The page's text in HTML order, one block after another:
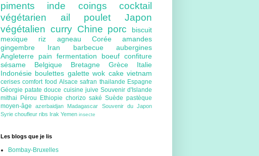
piments inde coingscocktail
végétarien ail pouletJapon
végétalien curry Chine porc
biscuit
mexique riz agneau Corée amandes
gingembre Iran barbecueaubergines
Angleterre pain fermentation boeuf confiture
sésame Belgique Bretagne Grèce Italie
Indonésie boulettes galettewok cakevietnam
cerisescomfort foodAlsacesafran thailande Espagne
Géorgiepatate douce cuisine juive Souvenir d'Islande
mithai
Pérou Ethiopie chorizo saké Suède pastèque
moyen-âgeazerbaidjan Madagascar Souvenir du Japon
Syrie choufleur ribs Irak Yemen insecte
Les blogs que je lis
Bombay-Bruxelles